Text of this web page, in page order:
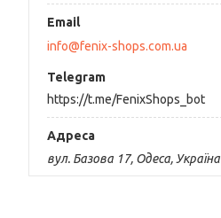
info@fenix-shops.com.ua
https://t.me/FenixShops_bot
вул. Базова 17, Одеса, Україна